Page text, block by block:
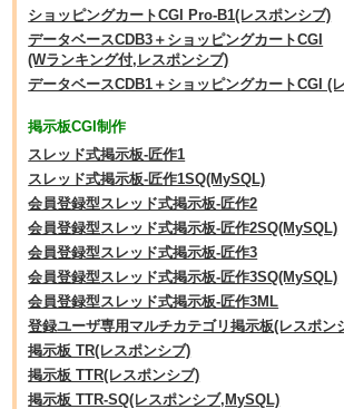
ショッピングカートCGI Pro-B1(レスポンシブ)
データベースCDB3＋ショッピングカートCGI
(Wランキング付,レスポンシブ)
データベースCDB1＋ショッピングカートCGI (
掲示板CGI制作
スレッド式掲示板-匠作1
スレッド式掲示板-匠作1SQ(MySQL)
会員登録型スレッド式掲示板-匠作2
会員登録型スレッド式掲示板-匠作2SQ(MySQL)
会員登録型スレッド式掲示板-匠作3
会員登録型スレッド式掲示板-匠作3SQ(MySQL)
会員登録型スレッド式掲示板-匠作3ML
登録ユーザ専用マルチカテゴリ掲示板(レスポン
掲示板 TR(レスポンシブ)
掲示板 TTR(レスポンシブ)
掲示板 TTR-SQ(レスポンシブ,MySQL)